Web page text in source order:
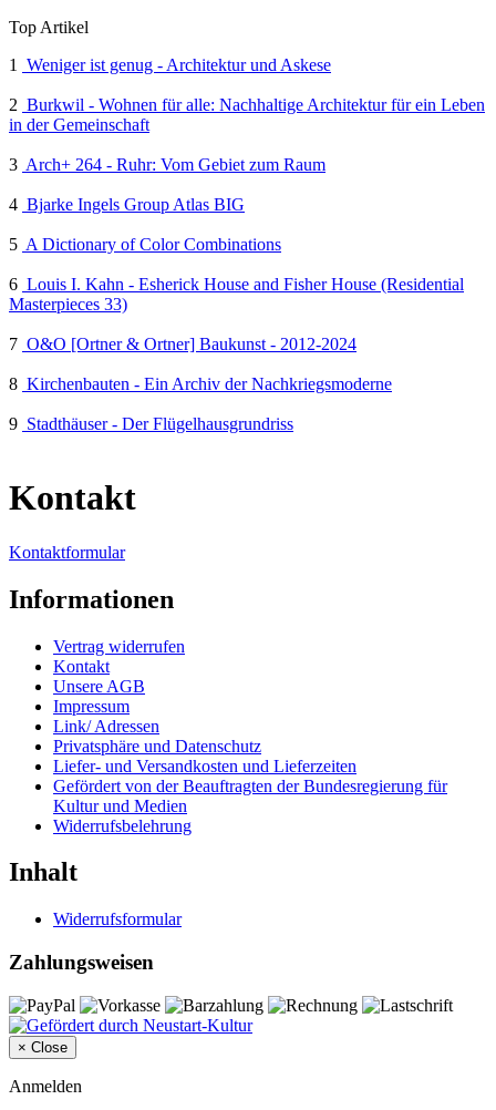
Top Artikel
1
Weniger ist genug - Architektur und Askese
2 Burkwil - Wohnen für alle: Nachhaltige Architektur für ein Leben
in der Gemeinschaft
3 Arch+ 264 - Ruhr: Vom Gebiet zum Raum
4 Bjarke Ingels Group Atlas BIG
5 A Dictionary of Color Combinations
6 Louis I. Kahn - Esherick House and Fisher House (Residential
Masterpieces 33)
7 O&O [Ortner & Ortner] Baukunst - 2012-2024
8 Kirchenbauten - Ein Archiv der Nachkriegsmoderne
9 Stadthäuser - Der Flügelhausgrundriss
Kontakt
Kontaktformular
Informationen
Vertrag widerrufen
Kontakt
Unsere AGB
Impressum
Link/ Adressen
Privatsphäre und Datenschutz
Liefer- und Versandkosten und Lieferzeiten
Gefördert von der Beauftragten der Bundesregierung für
Kultur und Medien
Widerrufsbelehrung
Inhalt
Widerrufsformular
Zahlungsweisen
× Close
Anmelden